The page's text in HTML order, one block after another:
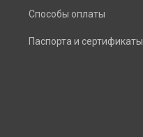
Способы оплаты
Паспорта и сертификаты